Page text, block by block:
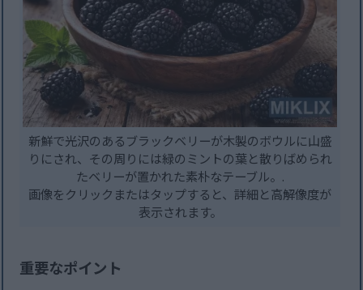
新鮮で光沢のあるブラックベリーが木製のボウルに山盛
りにされ、その周りには緑のミントの葉と散りばめられ
たベリーが置かれた素朴なテーブル。.
画像をクリックまたはタップすると、詳細と高解像度が
表示されます。
重要なポイント